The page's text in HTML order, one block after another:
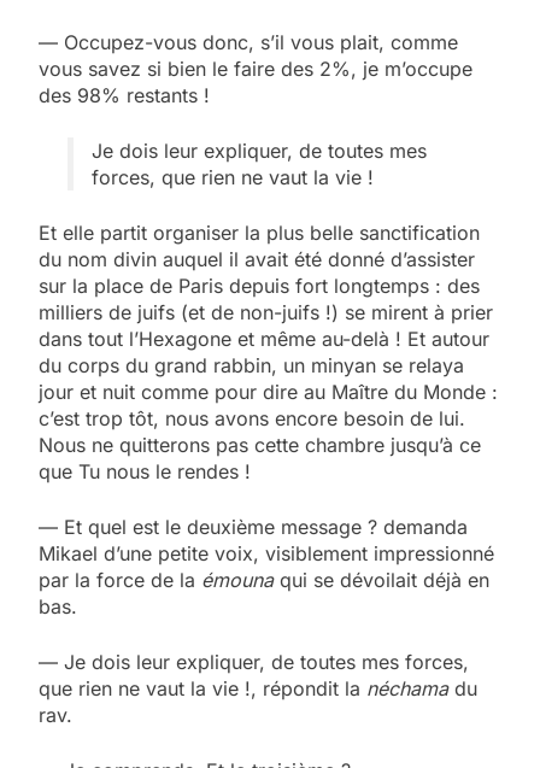
— Occupez-vous donc, s’il vous plait, comme
vous savez si bien le faire des 2%, je m’occupe
des 98% restants !
Je dois leur expliquer, de toutes mes
forces, que rien ne vaut la vie !
Et elle partit organiser la plus belle sanctification
du nom divin auquel il avait été donné d’assister
sur la place de Paris depuis fort longtemps : des
milliers de juifs (et de non-juifs !) se mirent à prier
dans tout l’Hexagone et même au-delà ! Et autour
du corps du grand rabbin, un minyan se relaya
jour et nuit comme pour dire au Maître du Monde :
c’est trop tôt, nous avons encore besoin de lui.
Nous ne quitterons pas cette chambre jusqu’à ce
que Tu nous le rendes !
— Et quel est le deuxième message ? demanda
Mikael d’une petite voix, visiblement impressionné
par la force de la émounaqui se dévoilait déjà en
bas.
— Je dois leur expliquer, de toutes mes forces,
que rien ne vaut la vie !, répondit la néchamadu
rav.